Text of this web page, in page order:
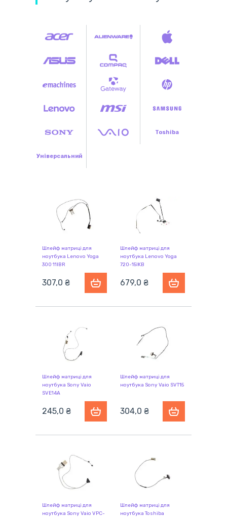
Toshiba
Універсальний
Шлейф матриці для
ноутбука Lenovo Yoga
300 11IBR
307,0 ₴
Шлейф матриці для
ноутбука Lenovo Yoga
720-15IKB
679,0 ₴
Шлейф матриці для
ноутбука Sony Vaio
SVE14A
245,0 ₴
Шлейф матриці для
ноутбука Sony Vaio SVT15
304,0 ₴
Шлейф матриці для
ноутбука Sony Vaio VPC-
Шлейф матриці для
ноутбука Toshiba